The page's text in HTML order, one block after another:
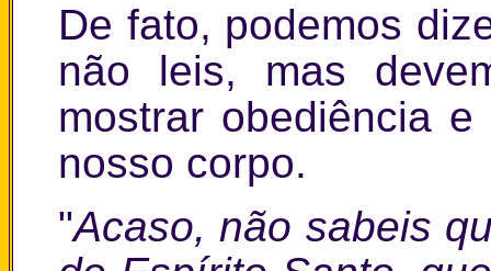
De fato, podemos
não leis, mas
mostrar obediência
nosso corpo.
"Acaso, não sabeis